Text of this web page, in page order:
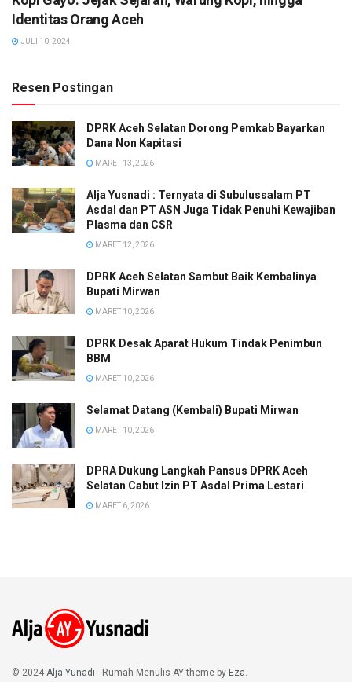
Identitas Orang Aceh
JULI 10, 2024
Resen Postingan
DPRK Aceh Selatan Dorong Pemkab Bayarkan
Dana Non Kapitasi
MARET 13, 2026
Alja Yusnadi : Ternyata di Subulussalam PT
Asdal dan PT ASN Juga Tidak Penuhi Kewajiban
Plasma dan CSR
MARET 12, 2026
DPRK Aceh Selatan Sambut Baik Kembalinya
Bupati Mirwan
MARET 10, 2026
DPRK Desak Aparat Hukum Tindak Penimbun
BBM
MARET 10, 2026
Selamat Datang (Kembali) Bupati Mirwan
MARET 10, 2026
DPRA Dukung Langkah Pansus DPRK Aceh
Selatan Cabut Izin PT Asdal Prima Lestari
MARET 6, 2026
© 2024 Alja Yunadi - Rumah Menulis AY theme by Eza.